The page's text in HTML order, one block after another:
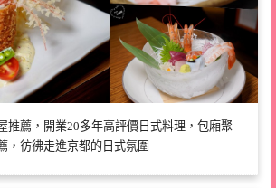
推薦，開業20多年高評價日式料理，包廂聚
，彷彿走進京都的日式氛圍